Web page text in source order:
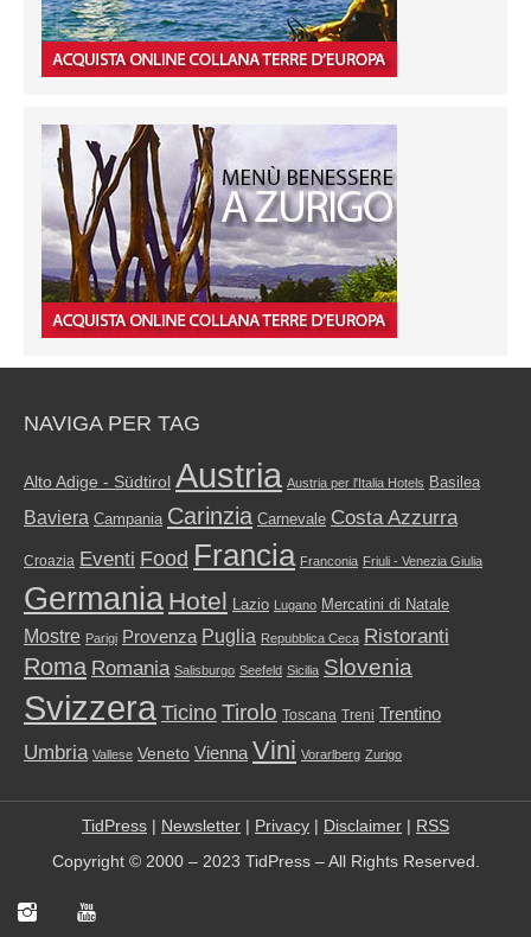
NAVIGA PER TAG
Alto Adige - Südtirol Austria Austria per l'Italia Hotels Basilea
Baviera Campania Carinzia Carnevale Costa Azzurra
Croazia Eventi Food Francia Franconia Friuli - Venezia Giulia
Germania Hotel Lazio Lugano Mercatini di Natale
Mostre Parigi Provenza Puglia Repubblica Ceca Ristoranti
Roma Romania Salisburgo Seefeld Sicilia Slovenia
Svizzera Ticino Tirolo Toscana Treni Trentino
Umbria Vallese Veneto Vienna Vini Vorarlberg Zurigo
TidPress | Newsletter | Privacy | Disclaimer | RSS
Copyright © 2000 – 2023 TidPress – All Rights Reserved.